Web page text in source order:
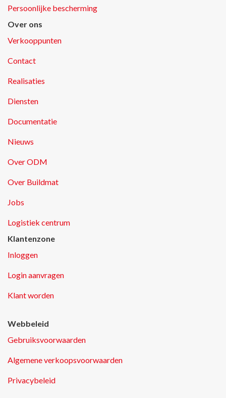
Persoonlijke bescherming
Over ons
Verkooppunten
Contact
Realisaties
Diensten
Documentatie
Nieuws
Over ODM
Over Buildmat
Jobs
Logistiek centrum
Klantenzone
Inloggen
Login aanvragen
Klant worden
Webbeleid
Gebruiksvoorwaarden
Algemene verkoopsvoorwaarden
Privacybeleid